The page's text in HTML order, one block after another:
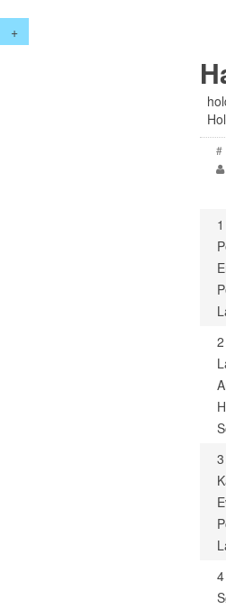
+
#
1
2
3
4